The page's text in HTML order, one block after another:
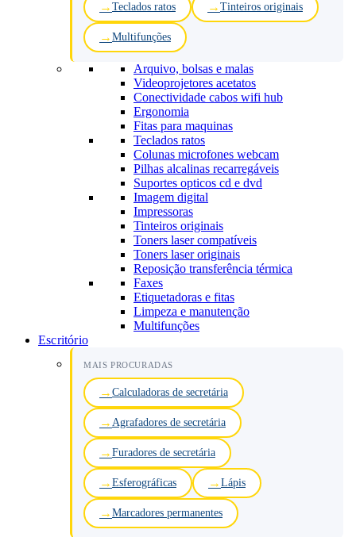
Teclados ratos Tinteiros originais
Multifunções
Arquivo, bolsas e malas
Videoprojetores acetatos
Conectividade cabos wifi hub
Ergonomia
Fitas para maquinas
Teclados ratos
Colunas microfones webcam
Pilhas alcalinas recarregáveis
Suportes opticos cd e dvd
Imagem digital
Impressoras
Tinteiros originais
Toners laser compatíveis
Toners laser originais
Reposição transferência térmica
Faxes
Etiquetadoras e fitas
Limpeza e manutenção
Multifunções
Escritório
MAIS PROCURADAS
Calculadoras de secretária
Agrafadores de secretária
Furadores de secretária
Esferográficas Lápis
Marcadores permanentes